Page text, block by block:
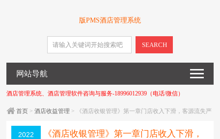
版PMS酒店管理系统
SEARCH
网站导航
酒店管理系统、酒店管理软件咨询与服务-18996012939（电话/微信）
首页 >酒店收益管理 > 《酒店收银管理》第一章门店收入下滑，客源流失严
2022
《酒店收银管理》第一章门店收入下滑，